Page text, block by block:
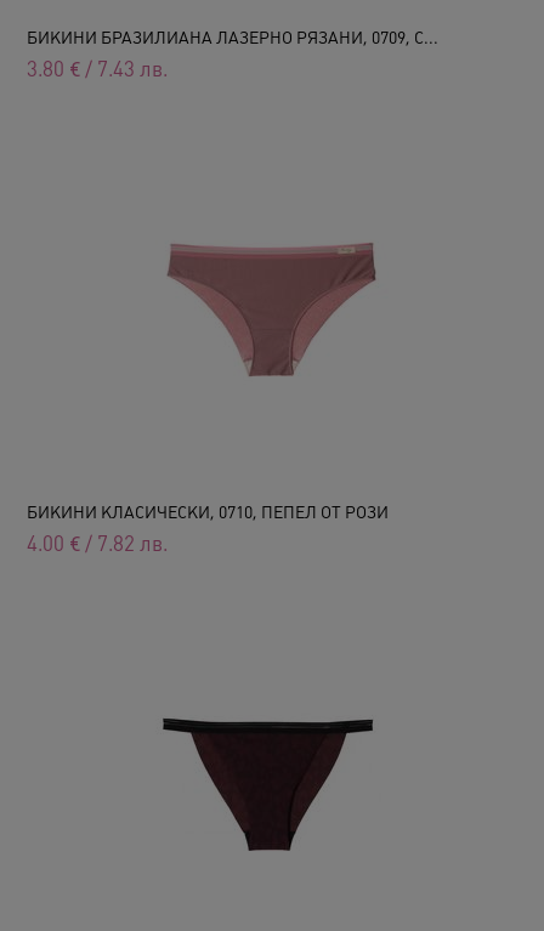
БИКИНИ БРАЗИЛИАНА ЛАЗЕРНО РЯЗАНИ, 0709, С...
3.80 € / 7.43 лв.
БИКИНИ КЛАСИЧЕСКИ, 0710, ПЕПЕЛ ОТ РОЗИ
4.00 € / 7.82 лв.